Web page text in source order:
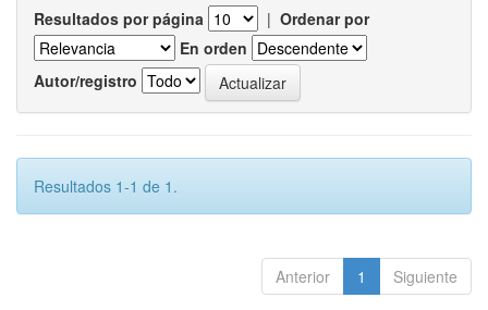
Resultados por página | Ordenar por
En orden
Autor/registro
Resultados 1-1 de 1.
Anterior 1 Siguiente